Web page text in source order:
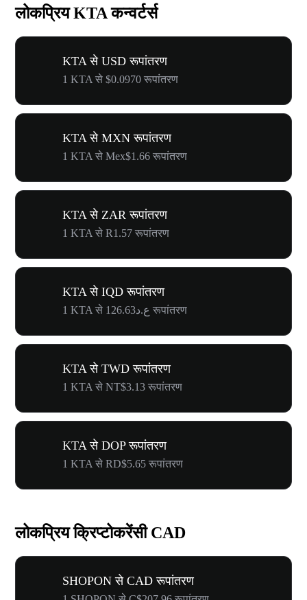
लोकप्रिय KTA कन्वर्टर्स
KTA से USD रूपांतरण
1 KTA से $0.0970 रूपांतरण
KTA से MXN रूपांतरण
1 KTA से Mex$1.66 रूपांतरण
KTA से ZAR रूपांतरण
1 KTA से R1.57 रूपांतरण
KTA से IQD रूपांतरण
1 KTA से ع.د126.63 रूपांतरण
KTA से TWD रूपांतरण
1 KTA से NT$3.13 रूपांतरण
KTA से DOP रूपांतरण
1 KTA से RD$5.65 रूपांतरण
लोकप्रिय क्रिप्टोकरेंसी CAD
SHOPON से CAD रूपांतरण